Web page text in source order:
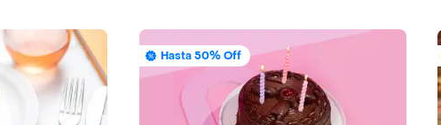
Hasta 50% Off